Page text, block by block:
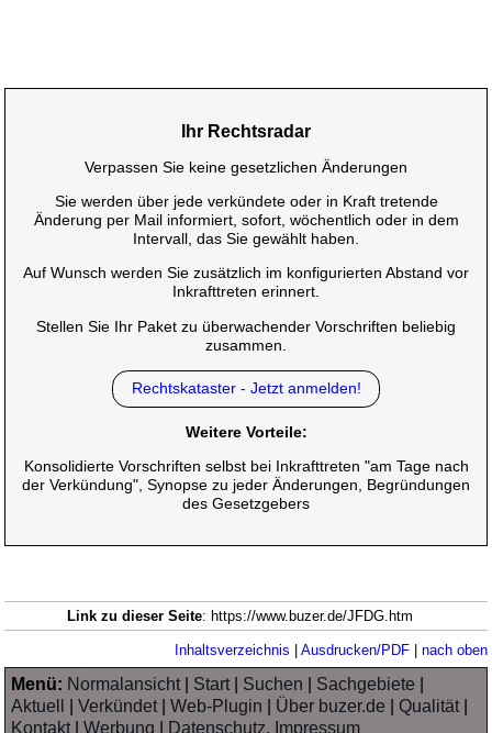
Ihr Rechtsradar
Verpassen Sie keine gesetzlichen Änderungen
Sie werden über jede verkündete oder in Kraft tretende
Änderung per Mail informiert, sofort, wöchentlich oder in dem
Intervall, das Sie gewählt haben.
Auf Wunsch werden Sie zusätzlich im konfigurierten Abstand vor
Inkrafttreten erinnert.
Stellen Sie Ihr Paket zu überwachender Vorschriften beliebig
zusammen.
Rechtskataster - Jetzt anmelden!
Weitere Vorteile:
Konsolidierte Vorschriften selbst bei Inkrafttreten "am Tage nach
der Verkündung", Synopse zu jeder Änderungen, Begründungen
des Gesetzgebers
Link zu dieser Seite: https://www.buzer.de/JFDG.htm
Inhaltsverzeichnis Ausdrucken/PDF| nach oben
Menü: Normalansicht| Start| Suchen Sachgebiete
Aktuell
|Verkündet|Web-Plugin Über buzer.de |Qualität|
Kontakt|Werbung Datenschutz, Impressum